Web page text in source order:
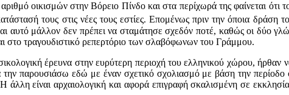
οικισμών στην Βόρειο Πίνδο και στα περίχωρά της φαίνεται
τους στις νέες τους εστίες. Επομένως πριν την όποια
αυτό μάλλον δεν πρέπει να σταμάτησε σχεδόν ποτέ, καθώς οι δύο
στο τραγουδιστικό ρεπερτόριο των σλαβόφωνων του Γράμμου.
έρευνα στην ευρύτερη περιοχή του ελληνικού χώρου,
παρουσιάσω εδώ με έναν σχετικό σχολιασμό με βάση την περίοδο
είναι αρχαιολογική και αφορά επιγραφή σκαλισμένη σε